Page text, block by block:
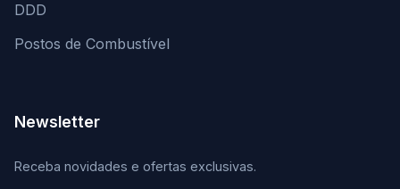
DDD
Postos de Combustível
Newsletter
Receba novidades e ofertas exclusivas.